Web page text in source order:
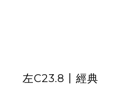
左C23.8丨經典